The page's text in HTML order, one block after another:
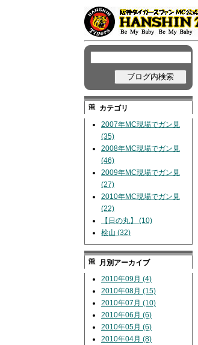
カテゴリ
2007年MC現場でガン見
(35)
2008年MC現場でガン見
(46)
2009年MC現場でガン見
(27)
2010年MC現場でガン見
(22)
【日の丸】 (10)
桧山 (32)
月別アーカイブ
2010年09月 (4)
2010年08月 (15)
2010年07月 (10)
2010年06月 (6)
2010年05月 (6)
2010年04月 (8)